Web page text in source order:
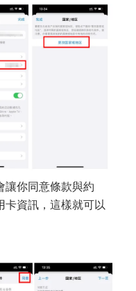
讓你同意條款與約
卡資訊，這樣就可以